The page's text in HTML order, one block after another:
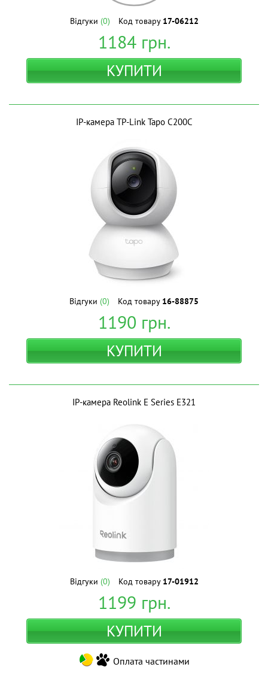
Відгуки (0) Код товару 17-06212
1184грн.
КУПИТИ
IP-камера TP-Link Tapo C200C
Відгуки (0) Код товару 16-88875
1190 грн.
КУПИТИ
IP-камера Reolink E Series E321
Відгуки (0) Код товару 17-01912
1199 грн.
КУПИТИ
Оплата частинами